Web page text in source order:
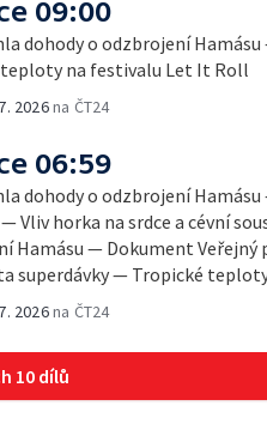
09:00
dohody o odzbrojení
na festivalu Let It Roll
2026na ČT24
06:59
dohody o odzbrojení
Vliv horka na srdce a cévní
Hamásu — Dokument
superdávky — Tropické
2026na ČT24
10 dílů